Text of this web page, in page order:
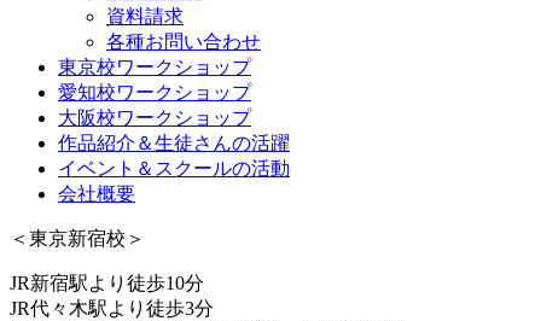
資料請求
各種お問い合わせ
東京校ワークショップ
愛知校ワークショップ
大阪校ワークショップ
作品紹介＆生徒さんの活躍
イベント＆スクールの活動
会社概要
＜東京新宿校＞
JR新宿駅より徒歩10分
JR代々木駅より徒歩3分